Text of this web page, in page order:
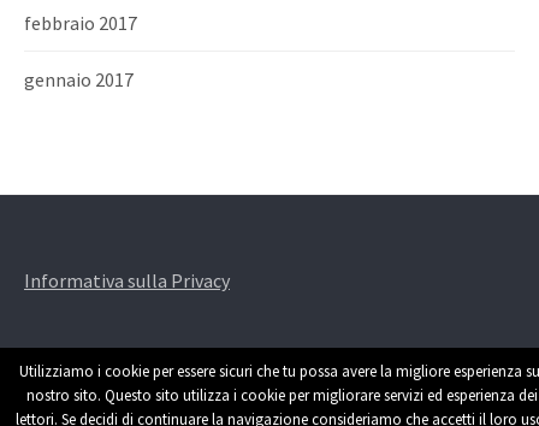
febbraio 2017
gennaio 2017
Informativa sulla Privacy
Utilizziamo i cookie per essere sicuri che tu possa avere la migliore esperienza
nostro sito. Questo sito utilizza i cookie per migliorare servizi ed esperienza dei
lettori. Se decidi di continuare la navigazione consideriamo che accetti il loro